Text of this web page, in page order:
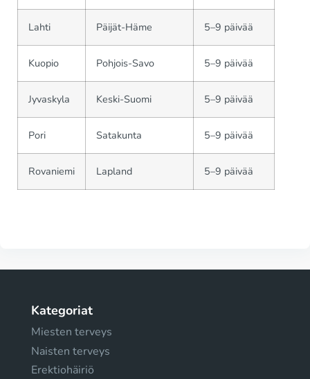
Lahti Päijät-Häme 5–9 päivää
Kuopio Pohjois-Savo 5–9 päivää
Jyvaskyla Keski-Suomi 5–9 päivää
Pori Satakunta 5–9 päivää
Rovaniemi Lapland 5–9 päivää
Kategoriat
Miesten terveys
Naisten terveys
Erektiohäiriö